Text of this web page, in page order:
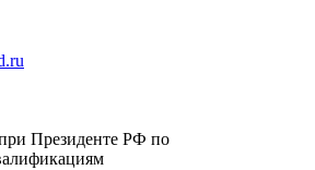
Президенте РФ по